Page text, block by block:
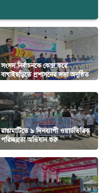
সংসদ নির্বাচনকে কেন্দ্র করে
বাঘাইছড়িতে প্রশাসনের সভা অনুষ্ঠিত
রাঙামাটিতে ৯ দিনব্যাপী ওয়ার্ডভিত্তিক
পরিচ্ছন্নতা অভিযান শুরু